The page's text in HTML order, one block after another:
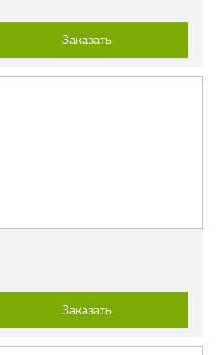
Заказать
Заказать